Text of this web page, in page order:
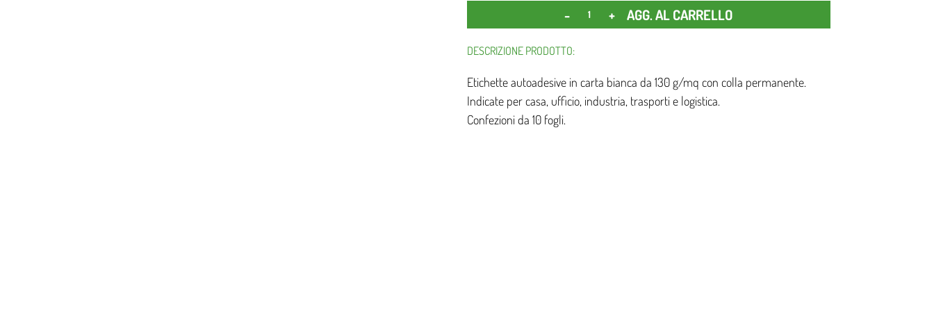
Quantità
AGG. AL CARRELLO
DESCRIZIONE PRODOTTO:
Etichette autoadesive in carta bianca da 130 g/mq con colla permanente.
Indicate per casa, ufficio, industria, trasporti e logistica.
Confezioni da 10 fogli.